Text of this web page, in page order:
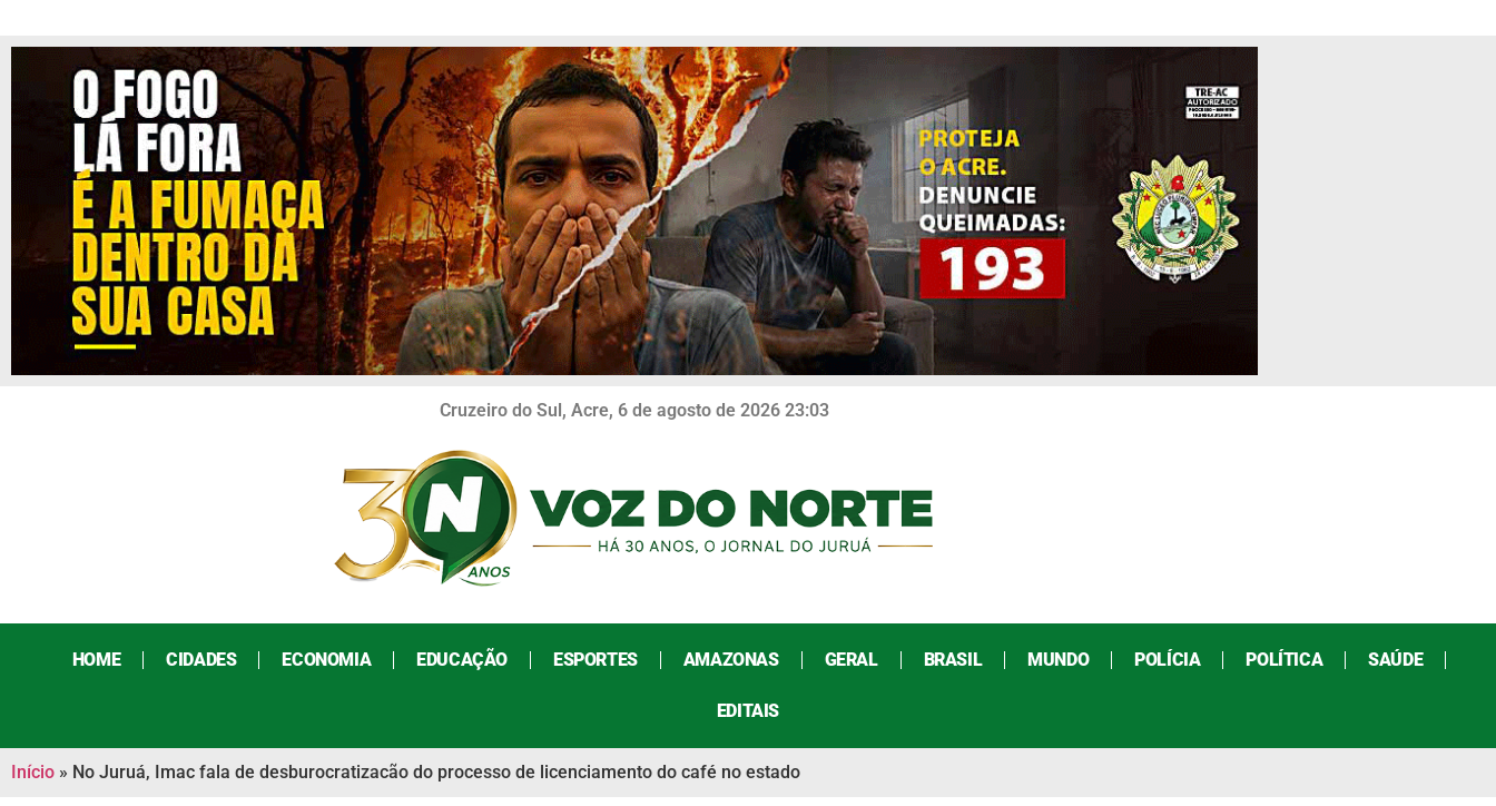
Cruzeiro do Sul, Acre, 6 de agosto de 2026 23:03
HOME CIDADES ECONOMIA EDUCAÇÃO ESPORTES AMAZONAS GERAL BRASIL MUNDO POLÍCIA POLÍTICA SAÚDE
EDITAIS
Início » No Juruá, Imac fala de desburocratizacão do processo de licenciamento do café no estado